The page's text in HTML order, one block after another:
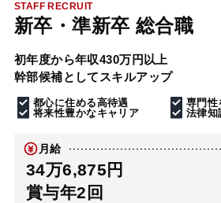
STAFF RECRUIT
新卒・準新卒 総合職
初年度から年収430万円以上
幹部候補としてスキルアップ
都心に住める高待遇
専門性
将来性豊かなキャリア
法律知
月給
34万6,875円
賞与年2回
電話・LINE・メールで相談予
ホーム
解決実績